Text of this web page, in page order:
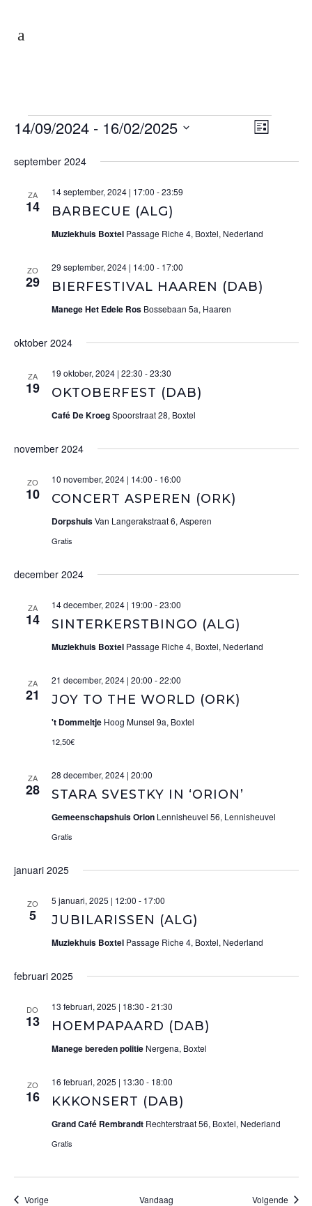
Evenementen Lijst
14/09/2024 - 16/02/2025
een
september 2024
ZA
14 BARBECUE (ALG)
14 september, 2024 | 17:00 -23:59
Muziekhuis Boxtel Passage Riche 4, Boxtel, Nederland
ZO
29 BIERFESTIVAL HAAREN (DAB)
29 september, 2024 | 14:00 - 17:00
Manege Het Edele Ros Bossebaan 5a, Haaren
oktober 2024
ZA
19 OKTOBERFEST (DAB)
19 oktober, 2024 | 22:30 -23:30
Café De KroegSpoorstraat 28, Boxtel
november 2024
ZO
10 CONCERT ASPEREN (ORK)
10 november, 2024 | 14:00 - 16:00
DorpshuisVan Langerakstraat 6, Asperen
Gratis
december 2024
ZA
14 SINTERKERSTBINGO (ALG)
14 december, 2024 | 19:00 -23:00
Muziekhuis Boxtel Passage Riche 4, Boxtel, Nederland
ZA
21 JOY TO THE WORLD (ORK)
21 december, 2024 | 20:00 -22:00
't Dommeltje Hoog Munsel 9a, Boxtel
12,50€
ZA
28 STARA SVESTKY IN ‘ORION’
28 december, 2024 | 20:00
Gemeenschapshuis Orion Lennisheuvel 56, Lennisheuvel
Gratis
januari 2025
ZO
5 JUBILARISSEN (ALG)
5 januari, 2025 | 12:00 - 17:00
Muziekhuis Boxtel Passage Riche 4, Boxtel, Nederland
februari 2025
DO
13 HOEMPAPAARD (DAB)
13 februari, 2025 | 18:30 -21:30
Manege bereden politie Nergena, Boxtel
ZO
16 KKKONSERT (DAB)
16 februari, 2025 | 13:30 - 18:00
Grand Café Rembrandt Rechterstraat 56, Boxtel, Nederland
Gratis
VorigeEvenementen Vandaag Volgende